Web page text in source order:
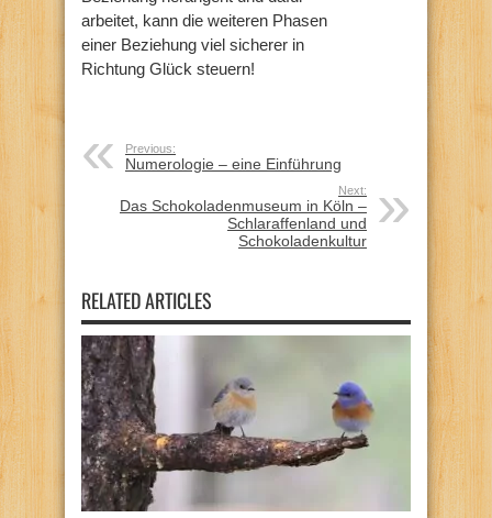
arbeitet, kann die weiteren Phasen
einer Beziehung viel sicherer in
Richtung Glück steuern!
Previous:
Numerologie – eine Einführung
Next:
Das Schokoladenmuseum in Köln –
Schlaraffenland und
Schokoladenkultur
RELATED ARTICLES